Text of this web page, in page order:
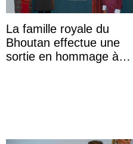
La famille royale du
Bhoutan effectue une
sortie en hommage à